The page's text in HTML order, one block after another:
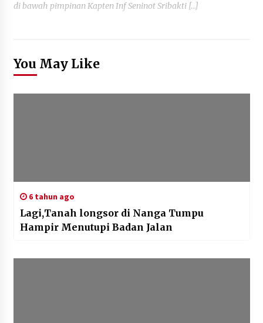
di bawah pimpinan Kapten Inf Seninot Sribakti […]
You May Like
6 tahun ago
Lagi,Tanah longsor di Nanga Tumpu
Hampir Menutupi Badan Jalan